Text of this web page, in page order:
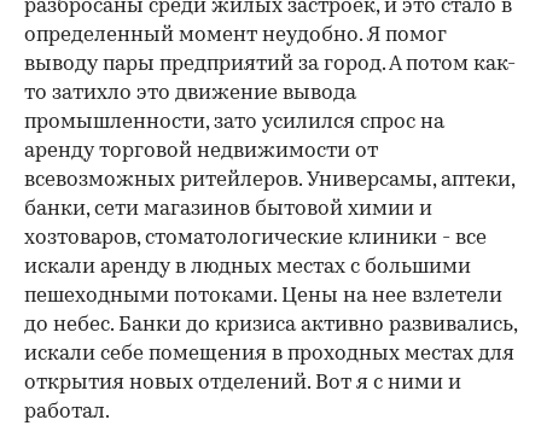
разбросаны среди жилых застроек, и это стало в
определенный момент неудобно. Я помог
выводу пары предприятий за город. А потом как-
то затихло это движение вывода
промышленности, зато усилился спрос на
аренду торговой недвижимости от
всевозможных ритейлеров. Универсамы, аптеки,
банки, сети магазинов бытовой химии и
хозтоваров, стоматологические клиники - все
искали аренду в людных местах с большими
пешеходными потоками. Цены на нее взлетели
до небес. Банки до кризиса активно развивались,
искали себе помещения в проходных местах для
открытия новых отделений. Вот я с ними и
работал.